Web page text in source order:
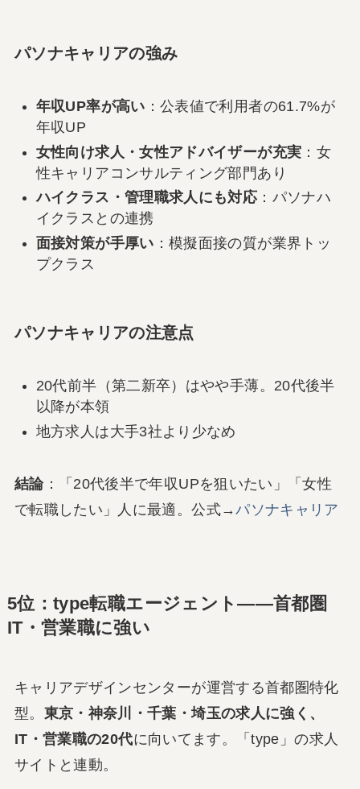
パソナキャリアの強み
年収UP率が高い ：公表値で利用者の61.7%が
年収UP
女性向け求人・女性アドバイザーが充実 ：女
性キャリアコンサルティング部門あり
ハイクラス・管理職求人にも対応 ：パソナハ
イクラスとの連携
面接対策が手厚い ：模擬面接の質が業界トッ
プクラス
パソナキャリアの注意点
20代前半（第二新卒）はやや手薄。20代後半
以降が本領
地方求人は大手3社より少なめ
結論：「20代後半で年収UPを狙いたい」「女性
で転職したい」人に最適。公式→パソナキャリア
5位：type転職エージェント――首都圏
IT・営業職に強い
キャリアデザインセンターが運営する首都圏特化
型。 東京・神奈川・千葉・埼玉の求人に強く、
IT・営業職の20代に向いてます。「type」の求人
サイトと連動。